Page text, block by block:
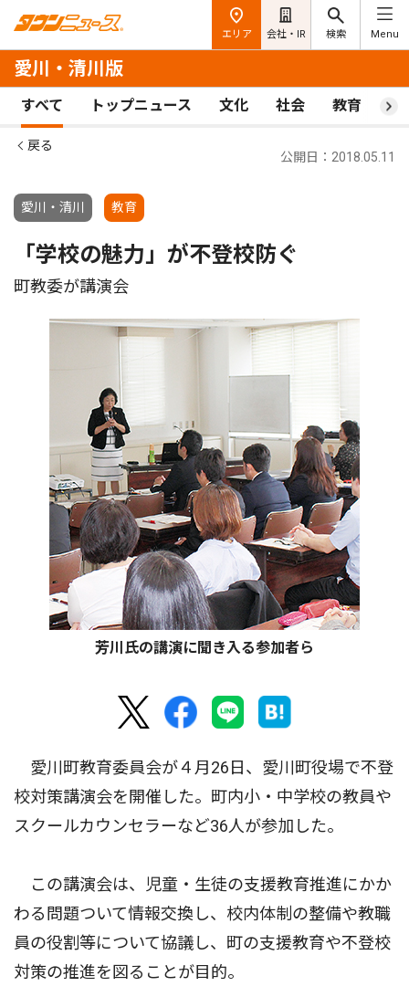
エリア 会社・IR 検索 Menu
愛川・清川版
すべて トップニュース 文化 社会 教育 ス
戻る
愛川・清川 教育
公開日：2018.05.11
「学校の魅力」が不登校防ぐ
町教委が講演会
芳川氏の講演に聞き入る参加者ら
愛川町教育委員会が４月26日、愛川町役場で不登
校対策講演会を開催した。町内小・中学校の教員や
スクールカウンセラーなど36人が参加した。
この講演会は、児童・生徒の支援教育推進にかか
わる問題ついて情報交換し、校内体制の整備や教職
員の役割等について協議し、町の支援教育や不登校
対策の推進を図ることが目的。